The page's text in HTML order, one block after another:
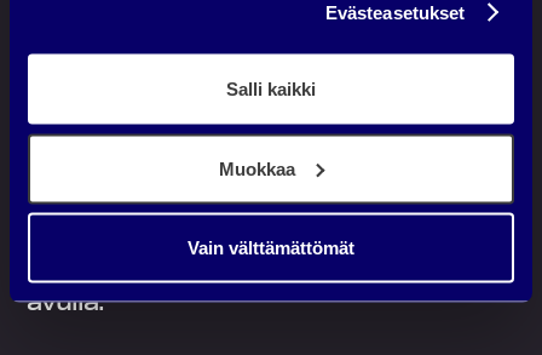
Evästeasetukset
Salli kaikki
Muokkaa
Vain välttämättömät
DIGIMARKKINOINTITOIMISTO
SININEN HÄRKÄ
Autamme asiakkaitamme
LÖYTYMÄÄNparemmin verkosta,
enemmän ja
avulla.